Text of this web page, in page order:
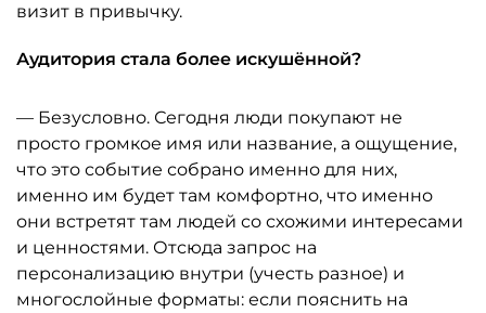
визит в привычку.
Аудитория стала более искушённой?
— Безусловно. Сегодня люди покупают не
просто громкое имя или название, а ощущение,
что это событие собрано именно для них,
именно им будет там комфортно, что именно
они встретят там людей со схожими интересами
и ценностями. Отсюда запрос на
персонализацию внутри (учесть разное) и
многослойные форматы: если пояснить на